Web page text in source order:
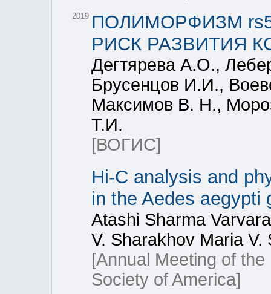
2019 ПОЛИМОРФИЗМ
РИСК РАЗВИТИЯ
Дегтярева А.О.,
Брусенцов И.И.,
Максимов В. Н.,
Т.И.
[ВОГИС]
Hi-C analysis and
in the Aedes aegypti
Atashi Sharma
V. Sharakhov Maria V.
[Annual Meeting of
Society of America]